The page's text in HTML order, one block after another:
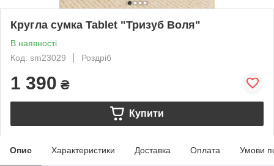
Кругла сумка Tablet "Тризуб Воля"
В наявності
Код: sm23029
Роздріб
1 390 ₴
Купити
Опис Характеристики Доставка Оплата Умови